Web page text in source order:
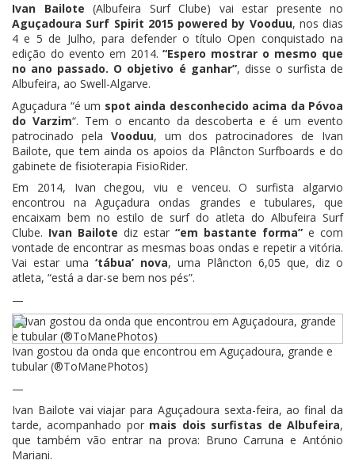
Ivan Bailote (Albufeira Surf Clube) vai estar presente no
Aguçadoura Surf Spirit 2015 powered by Vooduu, nos dias
4 e 5 de Julho, para defender o título Open conquistado na
edição do evento em 2014.“Espero mostrar o mesmo que
no ano passado. O objetivo é ganhar”, disse o surfista de
Albufeira, ao Swell-Algarve.
Aguçadura “é um spot ainda desconhecido acima da Póvoa
do Varzim“. Tem o encanto da descoberta e é um evento
patrocinado pela Vooduu, um dos patrocinadores de Ivan
Bailote, que tem ainda os apoios da Plâncton Surfboards e do
gabinete de fisioterapia FisioRider.
Em 2014, Ivan chegou, viu e venceu. O surfista algarvio
encontrou na Aguçadura ondas grandes e tubulares, que
encaixam bem no estilo de surf do atleta do Albufeira Surf
Clube. Ivan Bailote diz estar “em bastante forma” e com
vontade de encontrar as mesmas boas ondas e repetir a vitória.
Vai estar uma ‘tábua’ nova, uma Plâncton 6,05 que, diz o
atleta, “está a dar-se bem nos pés”.
—
Ivan gostou da onda que encontrou em Aguçadoura, grande e
tubular (®ToManePhotos)
—
Ivan Bailote vai viajar para Aguçadoura sexta-feira, ao final da
tarde, acompanhado por mais dois surfistas de Albufeira,
que também vão entrar na prova: Bruno Carruna e António
Mariani.